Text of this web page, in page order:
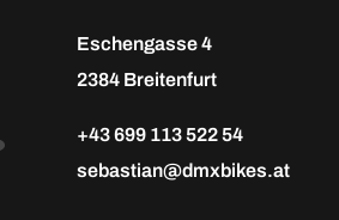
Eschengasse 4
2384 Breitenfurt
+43 699 113 522 54
sebastian@dmxbikes.at